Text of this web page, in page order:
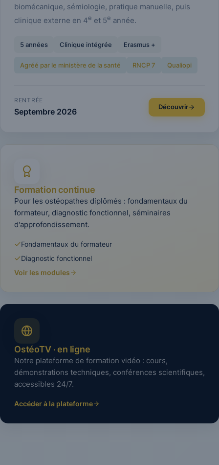
biomécanique, sémiologie, pratique manuelle, puis
clinique externe en 4e et 5e année.
5 années Clinique intégrée Erasmus +
Agréé par le ministère de la santé RNCP 7 Qualiopi
RENTRÉE
Septembre 2026 Découvrir
Formation continue
Pour les ostéopathes diplômés : fondamentaux du
formateur, diagnostic fonctionnel, séminaires
d'approfondissement.
Fondamentaux du formateur
Diagnostic fonctionnel
Voir les modules
OstéoTV · en ligne
Notre plateforme de formation vidéo : cours,
démonstrations techniques, conférences scientifiques,
accessibles 24/7.
Accéder à la plateforme